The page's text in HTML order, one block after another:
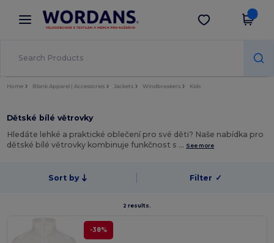
× Aplikace Wordans
Lepší ceny v aplikaci!
Stáhnout app
Home Blank Apparel | Accessories Jackets Windbreakers Kids
Dětské bílé větrovky
Hledáte lehké a praktické oblečení pro své děti? Naše nabídka pro
dětské bílé větrovky kombinuje funkčnost s … See more
Sort by Filter ✓
2 results.
-38%